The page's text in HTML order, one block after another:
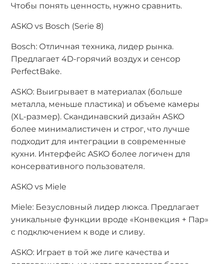
Чтобы понять ценность, нужно сравнить.
ASKO vs Bosch (Serie 8)
Bosch: Отличная техника, лидер рынка.
Предлагает 4D-горячий воздух и сенсор
PerfectBake.
ASKO: Выигрывает в материалах (больше
металла, меньше пластика) и объеме камеры
(XL-размер). Скандинавский дизайн ASKO
более минималистичен и строг, что лучше
подходит для интеграции в современные
кухни. Интерфейс ASKO более логичен для
консервативного пользователя.
ASKO vs Miele
Miele: Безусловный лидер люкса. Предлагает
уникальные функции вроде «Конвекция + Пар»
с подключением к воде и сливу.
ASKO: Играет в той же лиге качества и